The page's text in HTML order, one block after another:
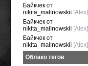
Байкчек от
nikita_malinowskii [Alex]
Байкчек от
nikita_malinowskii [Alex]
Байкчек от
nikita_malinowskii [Alex]
Облако тегов